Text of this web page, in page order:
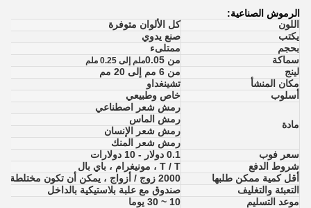
الرموش الصناعية:
اللون
كل الألوان متوفرة
يكتب
صنع يدوي
بحجم
ممتلىء
سماكة
من 0.05 ملم إلى 0.25 ملم
لينج
من 6 مم إلى 20 مم
مكان المنشأ
تشينغداو
أسلوب
خاص وطبيعي
مادة
رمش شعر اصطناعي
رمش الماس
رمش شعر الإنسان
رمش شعر المنك
سعر فوب
0.1 دولار - 10 دولارات
شروط الدفع
T / T ، مونيغرام ، باي بال
أقل كمية ممكن طلبها
2000 زوج / أزواج ، يمكن أن تكون مختلطة أو متطابقة
التعبئة والتغليف
صندوق مع علبة بلاستيكية بالداخل
موعد التسليم
10 ~ 30 يوما